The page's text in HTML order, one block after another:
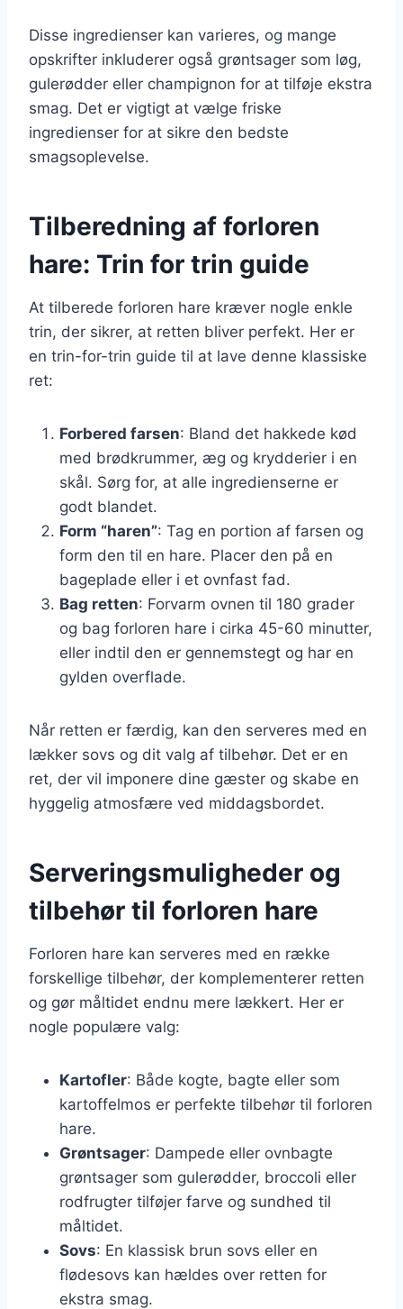
Disse ingredienser kan varieres, og mange
opskrifter inkluderer også grøntsager som løg,
gulerødder eller champignon for at tilføje ekstra
smag. Det er vigtigt at vælge friske
ingredienser for at sikre den bedste
smagsoplevelse.
Tilberedning af forloren
hare: Trin for trin guide
At tilberede forloren hare kræver nogle enkle
trin, der sikrer, at retten bliver perfekt. Her er
en trin-for-trin guide til at lave denne klassiske
ret:
Forbered farsen: Bland det hakkede kød
med brødkrummer, æg og krydderier i en
skål. Sørg for, at alle ingredienserne er
godt blandet.
Form “haren”: Tag en portion af farsen og
form den til en hare. Placer den på en
bageplade eller i et ovnfast fad.
Bag retten: Forvarm ovnen til 180 grader
og bag forloren hare i cirka 45-60 minutter,
eller indtil den er gennemstegt og har en
gylden overflade.
Når retten er færdig, kan den serveres med en
lækker sovs og dit valg af tilbehør. Det er en
ret, der vil imponere dine gæster og skabe en
hyggelig atmosfære ved middagsbordet.
Serveringsmuligheder og
tilbehør til forloren hare
Forloren hare kan serveres med en række
forskellige tilbehør, der komplementerer retten
og gør måltidet endnu mere lækkert. Her er
nogle populære valg:
Kartofler: Både kogte, bagte eller som
kartoffelmos er perfekte tilbehør til forloren
hare.
Grøntsager: Dampede eller ovnbagte
grøntsager som gulerødder, broccoli eller
rodfrugter tilføjer farve og sundhed til
måltidet.
Sovs: En klassisk brun sovs eller en
flødesovs kan hældes over retten for
ekstra smag.